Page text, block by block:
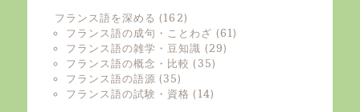
フランス語を深める (162)
フランス語の成句・ことわざ (61)
フランス語の雑学・豆知識 (29)
フランス語の概念・比較 (35)
フランス語の語源 (35)
フランス語の試験・資格 (14)